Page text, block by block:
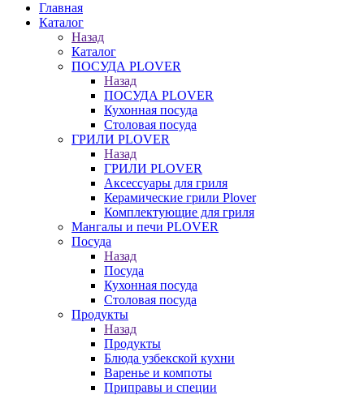
Главная
Каталог
Назад
Каталог
ПОСУДА PLOVER
Назад
ПОСУДА PLOVER
Кухонная посуда
Столовая посуда
ГРИЛИ PLOVER
Назад
ГРИЛИ PLOVER
Аксессуары для гриля
Керамические грили Plover
Комплектующие для гриля
Мангалы и печи PLOVER
Посуда
Назад
Посуда
Кухонная посуда
Столовая посуда
Продукты
Назад
Продукты
Блюда узбекской кухни
Варенье и компоты
Приправы и специи